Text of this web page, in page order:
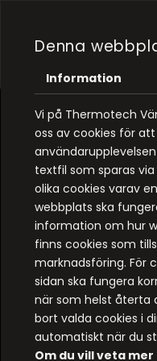
Denna
Information
Vi på Thermotech
oss av cookies för
textfil som sparas
olika cookies varav
webbplats ska
information om hur
finns cookies som
marknadsföring. För
sidan ska fungera
när som helst
bort valda cookies i
automatiskt när du
Om du vill veta